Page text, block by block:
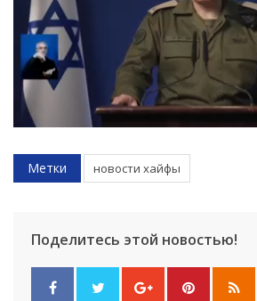
Метки новости хайфы
Поделитесь этой новостью!